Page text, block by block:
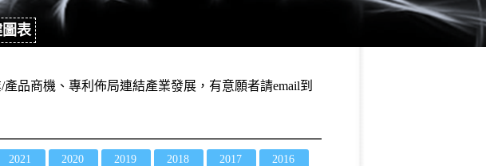
表
品商機、專利佈局連結產業發展，有意願者請email到
2021 2020 2019 2018 2017
2016